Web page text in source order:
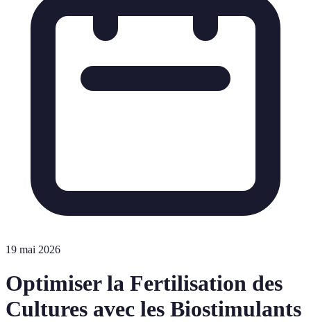
19 mai 2026
Optimiser la Fertilisation des
Cultures avec les Biostimulants